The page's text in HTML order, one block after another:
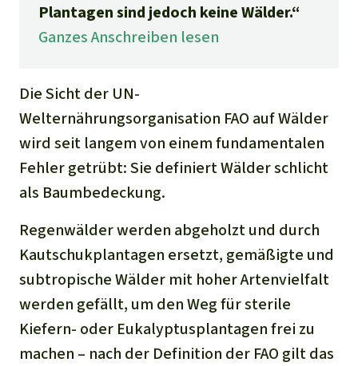
Plantagen sind jedoch keine Wälder.“
Ganzes Anschreiben lesen
Die Sicht der UN-
Welternährungsorganisation FAO auf Wälder
wird seit langem von einem fundamentalen
Fehler getrübt: Sie definiert Wälder schlicht
als Baumbedeckung.
Regenwälder werden abgeholzt und durch
Kautschukplantagen ersetzt, gemäßigte und
subtropische Wälder mit hoher Artenvielfalt
werden gefällt, um den Weg für sterile
Kiefern- oder Eukalyptusplantagen frei zu
machen – nach der Definition der FAO gilt das